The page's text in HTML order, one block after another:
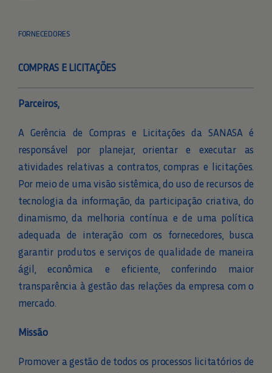
Toggle
Navigation
MODALIDADES
MODALIDADES ANTERIORES
FORNECEDORES
ATAS DE REGISTRO DE PREÇOS
CONTRATOS
PRÉ-QUALIFICAÇÃO DE MATERIAIS E EQUIPAMENTOS
LEGISLAÇÃO E NORMAS
FORNECEDORES
COMPRAS E LICITAÇÕES
Parceiros,
A Gerência de Compras e Licitações da SANASA é
responsável por planejar, orientar e executar as
atividades relativas a contratos, compras e licitações.
Por meio de uma visão sistêmica, do uso de recursos de
tecnologia da informação, da participação criativa, do
dinamismo, da melhoria contínua e de uma política
adequada de interação com os fornecedores, busca
garantir produtos e serviços de qualidade de maneira
ágil, econômica e eficiente, conferindo maior
transparência à gestão das relações da empresa com o
mercado.
Missão
Promover a gestão de todos os processos licitatórios de